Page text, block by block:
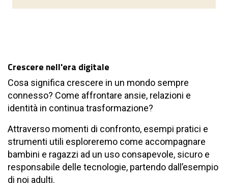
Crescere nell'era digitale
Cosa significa crescere in un mondo sempre
connesso? Come affrontare ansie, relazioni e
identità in continua trasformazione?
Attraverso momenti di confronto, esempi pratici e
strumenti utili esploreremo come accompagnare
bambini e ragazzi ad un uso consapevole, sicuro e
responsabile delle tecnologie, partendo dall’esempio
di noi adulti.